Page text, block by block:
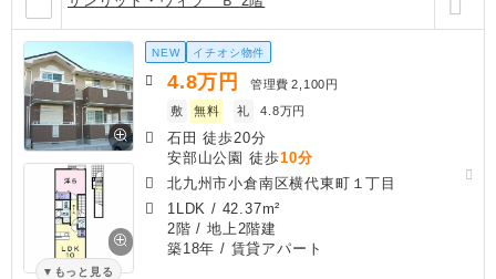
もっと見る
NEW イチオシ物件
4.8万円 管理費 2,100円
敷
無料 礼 4.8万円
石田 徒歩20分
安部山公園 徒歩10分
北九州市小倉南区横代東町１丁目
1LDK / 42.37m²
2階 / 地上2階建
築18年 / 賃貸アパート